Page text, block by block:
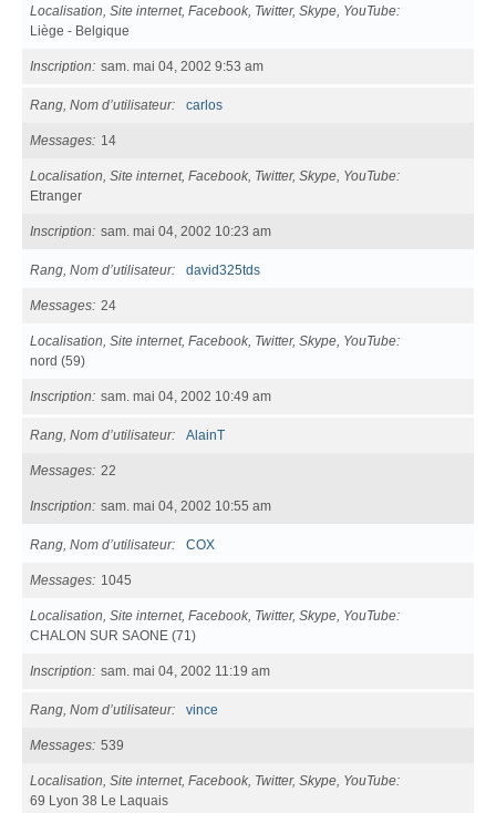
Localisation, Site internet, Facebook, Twitter, Skype, YouTube
Liège - Belgique
Inscription sam. mai 04, 2002 9:53 am
Rang, Nom d’utilisateur carlos
Messages 14
Localisation, Site internet, Facebook, Twitter, Skype, YouTube
Etranger
Inscription sam. mai 04, 2002 10:23 am
Rang, Nom d’utilisateur david325tds
Messages 24
Localisation, Site internet, Facebook, Twitter, Skype, YouTube
nord (59)
Inscription sam. mai 04, 2002 10:49 am
Rang, Nom d’utilisateur AlainT
Messages 22
Inscription sam. mai 04, 2002 10:55 am
Rang, Nom d’utilisateur COX
Messages 1045
Localisation, Site internet, Facebook, Twitter, Skype, YouTube
CHALON SUR SAONE (71)
Inscription sam. mai 04, 2002 11:19 am
Rang, Nom d’utilisateur vince
Messages 539
Localisation, Site internet, Facebook, Twitter, Skype, YouTube
69 Lyon 38 Le Laquais